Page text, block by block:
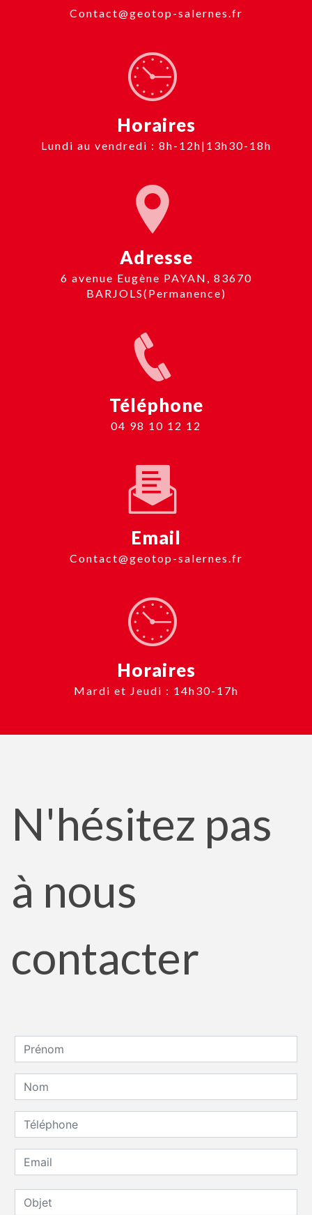
contact@geotop-salernes.fr
Horaires
Lundi au vendredi : 8h-12h|13h30-18h
Adresse
6 avenue Eugène PAYAN, 83670
BARJOLS(Permanence)
Téléphone
04 98 10 12 12
Email
contact@geotop-salernes.fr
Horaires
Mardi et Jeudi : 14h30-17h
N'hésitez pas
à nous
contacter